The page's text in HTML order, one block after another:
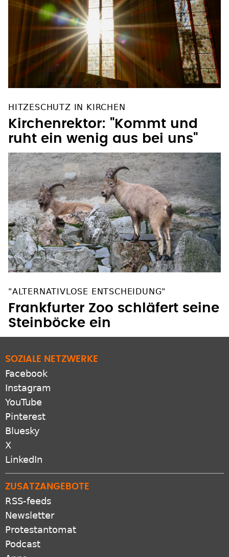
Kirchenrektor: "Kommt und
ruht ein wenig aus bei uns"
Frankfurter Zoo schläfert seine
Steinböcke ein
Facebook
Instagram
YouTube
Pinterest
Bluesky
X
LinkedIn
RSS-feeds
Newsletter
Protestantomat
Podcast
Apps